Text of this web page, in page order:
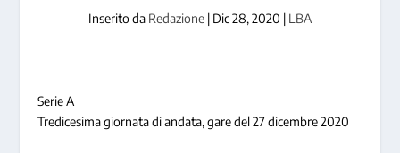
Inserito da Redazione | Dic 28, 2020 | LBA
Serie A
Tredicesima giornata di andata, gare del 27 dicembre 2020